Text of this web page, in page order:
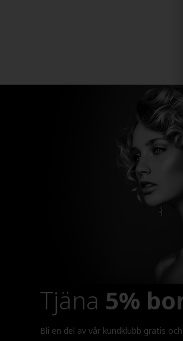
Tjäna 5%
Bli en del av vår kundklubb gratis